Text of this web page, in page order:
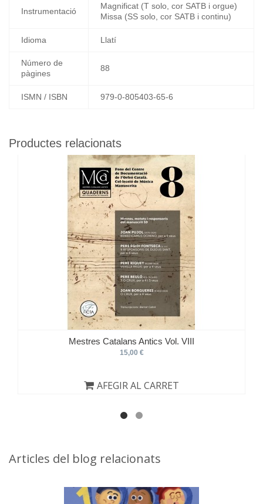
Instrumentació
Magnificat (T solo, cor SATB i orgue)
Missa (SS solo, cor SATB i continu)
Idioma Llatí
Número de
pàgines
88
ISMN / ISBN 979-0-805403-65-6
Productes relacionats
Mestres Catalans Antics Vol. VIII
15,00 €
AFEGIR AL CARRET
Articles del blog relacionats